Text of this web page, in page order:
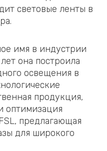
световые ленты в
имя в индустрии
она построила
освещения в
продукция,
оптимизация
предлагающая
для широкого